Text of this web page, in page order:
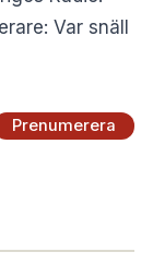
Var snäll
Prenumerera